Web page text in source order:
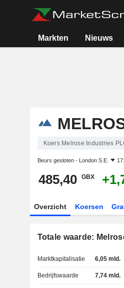
Markten Nieuws
Koers Melrose Industries
Beurs gesloten - London S.E.
485,40 GBX
Overzicht Koersen
Totale waarde:
Marktkapitalisatie 6,05 mld.
Bedrijfswaarde 7,74 mld.